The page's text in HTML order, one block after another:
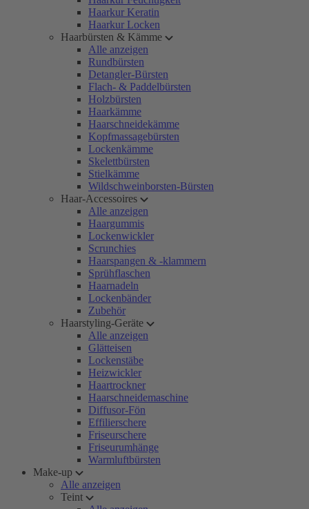
Haarkur Keratin
Haarkur Locken
Haarbürsten & Kämme
Alle anzeigen
Rundbürsten
Detangler-Bürsten
Flach- & Paddelbürsten
Holzbürsten
Haarkämme
Haarschneidekämme
Kopfmassagebürsten
Lockenkämme
Skelettbürsten
Stielkämme
Wildschweinborsten-Bürsten
Haar-Accessoires
Alle anzeigen
Haargummis
Lockenwickler
Scrunchies
Haarspangen & -klammern
Sprühflaschen
Haarnadeln
Lockenbänder
Zubehör
Haarstyling-Geräte
Alle anzeigen
Glätteisen
Lockenstäbe
Heizwickler
Haartrockner
Haarschneidemaschine
Diffusor-Fön
Effilierschere
Friseurschere
Friseurumhänge
Warmluftbürsten
Make-up
Alle anzeigen
Teint